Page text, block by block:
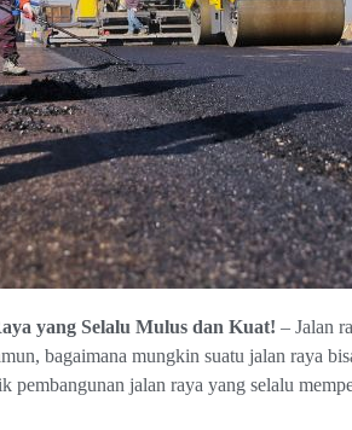
yang Selalu Mulus dan Kuat! – Jalan
bagaimana mungkin suatu jalan raya
pembangunan jalan raya yang selalu